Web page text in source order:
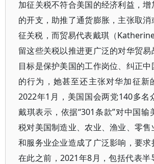
加征关税不符合美国的经济利益，
的开支，助推了通货膨胀，主张取
征关税，而贸易代表戴琪（
留这些关税以推进更广泛的对华贸
目标是保护美国的工作岗位、纠正中
的行为，她甚至还主张对华加征新
2022年1月，美国国会两党140多名
戴琪表示，依据“301条款”对中国输
税对美国制造业、农业、渔业、零
和服务业企业造成了广泛影响，要求
在此之前，2021年8月，包括代表半